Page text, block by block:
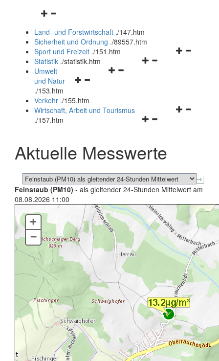
Navigationsmenü
und
schließen
Land- und Forstwirtschaft ./147.htm
Sicherheit und Ordnung ./89557.htm
Navigationsmenü
Sport und Freizeit ./151.htm
Navigationsmenü
Statistik ./statistik.htm
Navigationsmenü
und
schließen
Umwelt
und Natur
./153.htm
Verkehr ./155.htm
Navigationsmenü
schließen
Wirtschaft, Arbeit und Tourismus
./157.htm
Aktuelle Messwerte
Feinstaub (PM10) - als gleitender 24-Stunden Mittelwert am
08.08.2026 11:00
+
–